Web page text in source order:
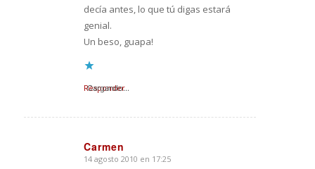
decía antes, lo que tú digas estará
genial.
Un beso, guapa!
Cargando...
Responder
Carmen
Dice:
14 agosto 2010 en 17:25